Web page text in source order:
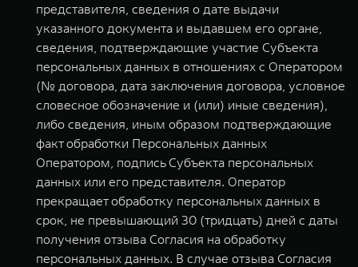
представителя, сведения о дате выдачи
указанного документа и выдавшем его органе,
сведения, подтверждающие участие Субъекта
персональных данных в отношениях с Оператором
(№ договора, дата заключения договора, условное
словесное обозначение и (или) иные сведения),
либо сведения, иным образом подтверждающие
факт обработки Персональных данных
Оператором, подпись Субъекта персональных
данных или его представителя. Оператор
прекращает обработку персональных данных в
срок, не превышающий 30 (тридцать) дней с даты
получения отзыва Согласия на обработку
персональных данных. В случае отзыва Согласия